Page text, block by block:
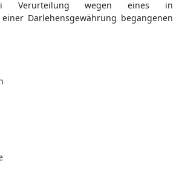
Verurteilung wegen eines in
Darlehensgewährung begangenen